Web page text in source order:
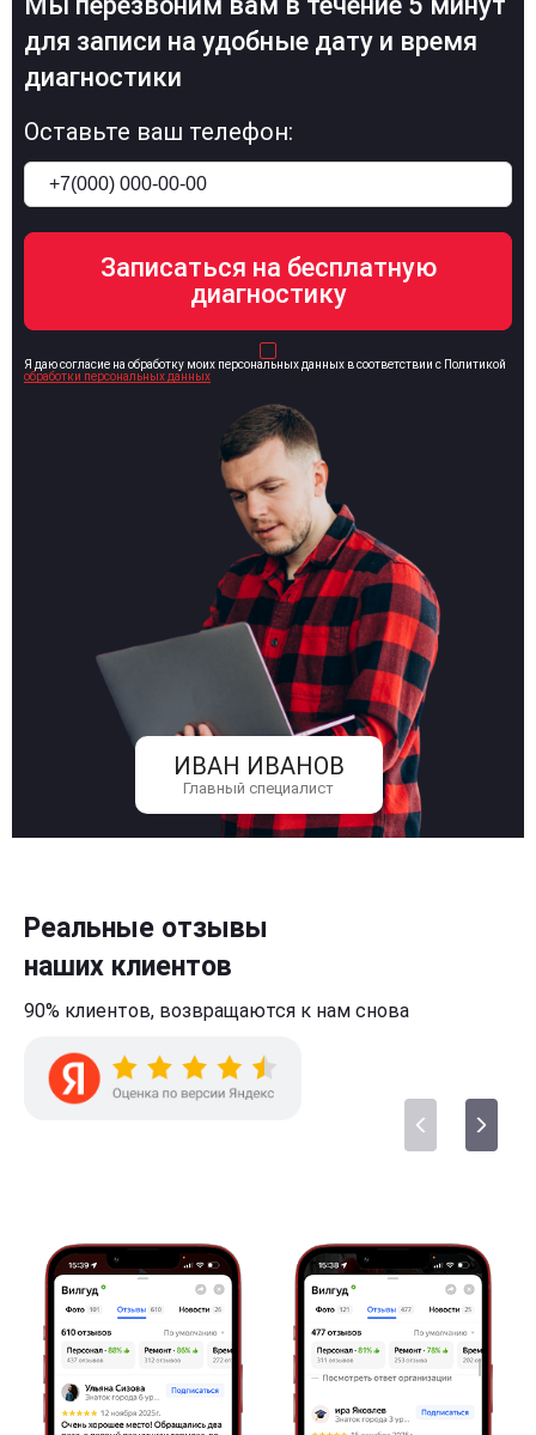
ИВАН ИВАНОВ
Главный специалист
для записи на удобные дату и время
диагностики
Оставьте ваш телефон:
Я даю согласие на обработку моих персональных данных в соответствии с Политикой
обработки персональных данных
Реальные отзывы
наших клиентов
90% клиентов, возвращаются к нам снова